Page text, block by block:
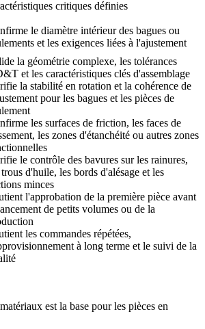
critiques définies
le diamètre intérieur des bagues ou
et les exigences liées à l'ajustement
la géométrie complexe, les tolérances
et les caractéristiques clés d'assemblage
la stabilité en rotation et la cohérence de
pour les bagues et les pièces de
les surfaces de friction, les faces de
les zones d'étanchéité ou autres zones
le contrôle des bavures sur les rainures,
d'huile, les bords d'alésage et les
minces
l'approbation de la première pièce avant
de petits volumes ou de la
les commandes répétées,
à long terme et le suivi de la
est la base pour les pièces en